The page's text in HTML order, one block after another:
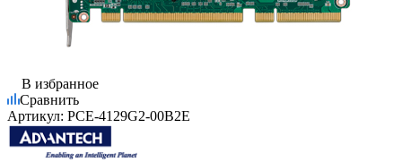
В избранное
Сравнить
Артикул: PCE-4129G2-00B2E